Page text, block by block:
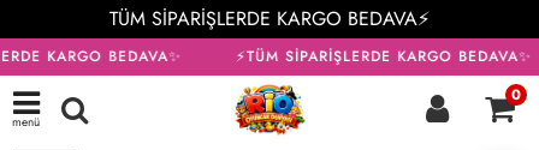
TÜM SİPARİŞLERDE KARGO BEDAVA⚡
KARGO BEDAVA✨ ⚡TÜM SİPARİŞLERDE KARGO BEDAVA✨
menü
0